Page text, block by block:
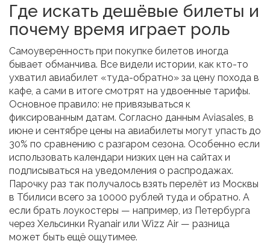
Где искать дешёвые билеты и
почему время играет роль
Самоуверенность при покупке билетов иногда
бывает обманчива. Все видели истории, как кто-то
ухватил авиабилет «туда-обратно» за цену похода в
кафе, а сами в итоге смотрят на удвоенные тарифы.
Основное правило: не привязываться к
фиксированным датам. Согласно данным Aviasales, в
июне и сентябре цены на авиабилеты могут упасть до
30% по сравнению с разгаром сезона. Особенно если
использовать календари низких цен на сайтах и
подписываться на уведомления о распродажах.
Парочку раз так получалось взять перелёт из Москвы
в Тбилиси всего за 10000 рублей туда и обратно. А
если брать лоукостеры — например, из Петербурга
через Хельсинки Ryanair или Wizz Air — разница
может быть ещё ощутимее.